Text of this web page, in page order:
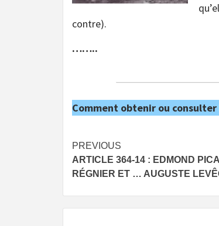
contre).
……..
Comment obtenir ou consulter
Post
navigation
PREVIOUS
ARTICLE 364-14 : EDMOND
RÉGNIER ET … AUGUSTE